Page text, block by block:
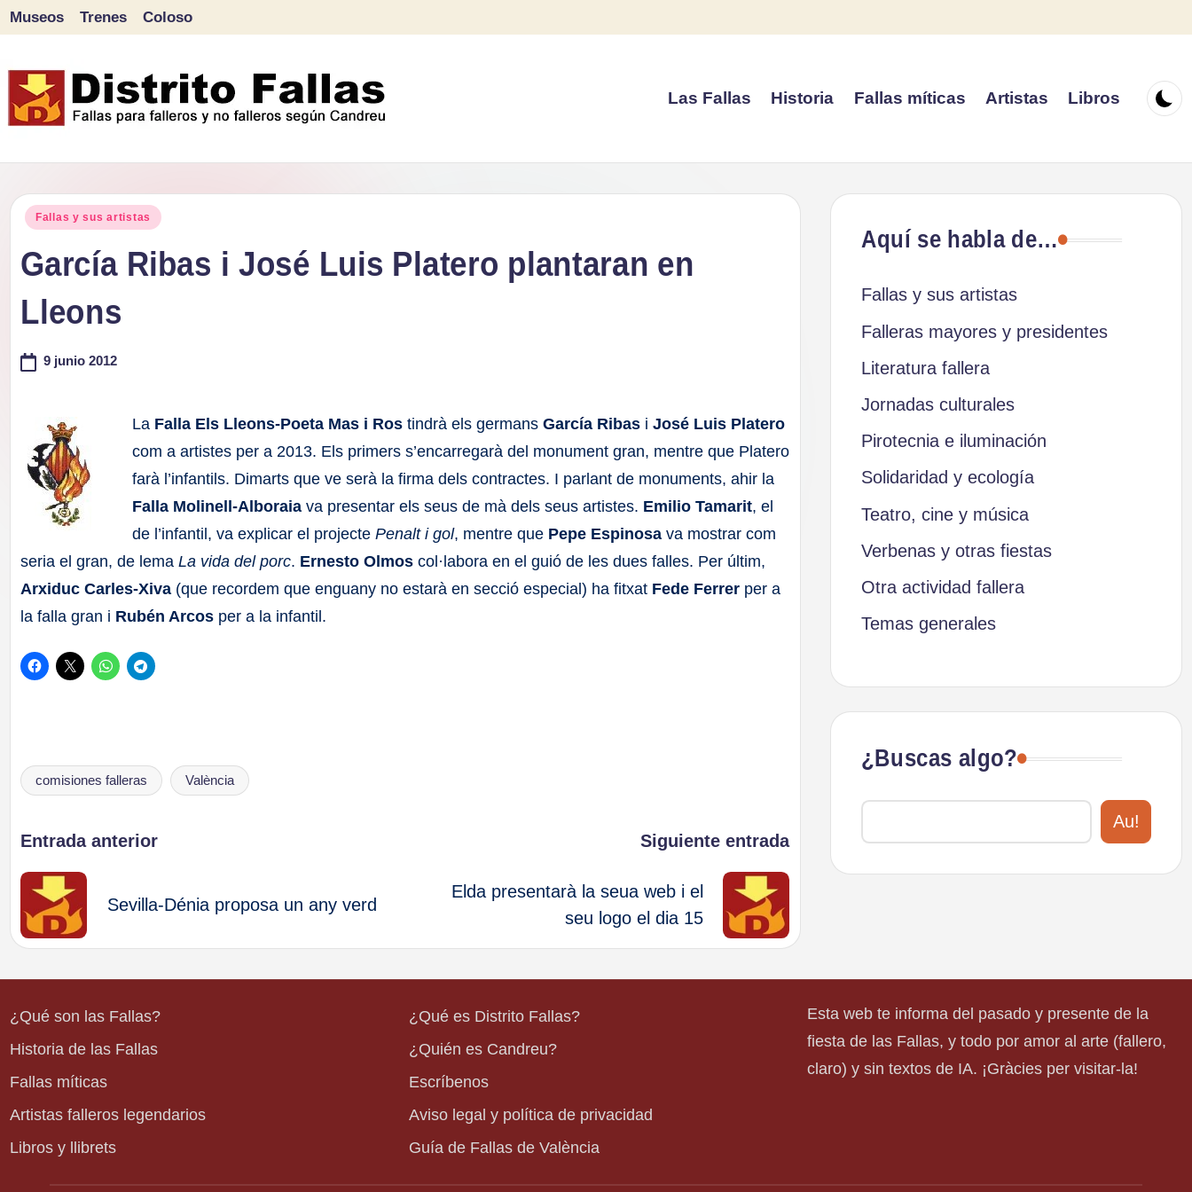
contenido
Museos Trenes Coloso
Las Fallas Historia Fallas míticas Artistas Libros
Publicado
Fallas y sus artistas
García Ribas i José Luis Platero plantaran en
Lleons
9 junio 2012
La Falla Els Lleons-Poeta Mas i Ros tindrà els germansGarcía Ribas iJosé Luis Platero
com a artistes per a 2013. Els primers s’encarregarà del monument gran, mentre que Platero
farà l’infantils. Dimarts que ve serà la firma dels contractes. I parlant de monuments, ahir la
Falla Molinell-Alboraia va presentar els seus de mà dels seus artistes. Emilio Tamarit, el
de l’infantil, va explicar el projectePenalt i gol, mentre que Pepe Espinosa va mostrar com
seria el gran, de lemaLa vida del porc. Ernesto Olmos col·labora en el guió de les dues falles. Per últim,
Arxiduc Carles-Xiva (que recordem que enguany no estarà en secció especial) ha fitxat Fede Ferrer per a
la falla gran i Rubén Arcos per a la infantil.
Etiquetas:
comisiones falleras València
Navegación
de
entradas
Entrada anterior
Sevilla-Dénia proposa un any verd
Siguiente entrada
Elda presentarà la seua web i el
seu logo el dia 15
Aquí se habla de…
Fallas y sus artistas
Falleras mayores y presidentes
Literatura fallera
Jornadas culturales
Pirotecnia e iluminación
Solidaridad y ecología
Teatro, cine y música
Verbenas y otras fiestas
Otra actividad fallera
Temas generales
¿Buscas algo?
Au!
¿Qué son las Fallas?
Historia de las Fallas
Fallas míticas
Artistas falleros legendarios
Libros y llibrets
¿Qué es Distrito Fallas?
¿Quién es Candreu?
Escríbenos
Aviso legal y política de privacidad
Guía de Fallas de València
Esta web te informa del pasado y presente de la
fiesta de las Fallas, y todo por amor al arte (fallero,
claro) y sin textos de IA. ¡Gràcies per visitar-la!